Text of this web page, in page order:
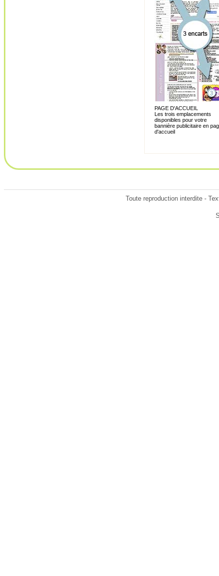
PAGE D'ACCUEIL
Les trois emplacements
disponibles pour votre
bannière publicitaire en
d'accueil
Toute reproduction interdite -